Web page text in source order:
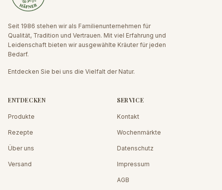
Seit 1986 stehen wir als Familienunternehmen für
Qualität, Tradition und Vertrauen. Mit viel Erfahrung und
Leidenschaft bieten wir ausgewählte Kräuter für jeden
Bedarf.
Entdecken Sie bei uns die Vielfalt der Natur.
ENTDECKEN
Produkte
Rezepte
Über uns
Versand
SERVICE
Kontakt
Wochenmärkte
Datenschutz
Impressum
AGB